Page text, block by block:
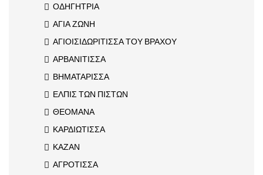
ΟΔΗΓΗΤΡΙΑ
ΑΓΙΑ ΖΩΝΗ
ΑΓΙΟΙΣΙΔΩΡΙΤΙΣΣΑ ΤΟΥ ΒΡΑΧΟΥ
ΑΡΒΑΝΙΤΙΣΣΑ
ΒΗΜΑΤΑΡΙΣΣΑ
ΕΛΠΙΣ ΤΩΝ ΠΙΣΤΩΝ
ΘΕΟΜΑΝΑ
ΚΑΡΔΙΩΤΙΣΣΑ
ΚΑΖΑΝ
ΑΓΡΟΤΙΣΣΑ